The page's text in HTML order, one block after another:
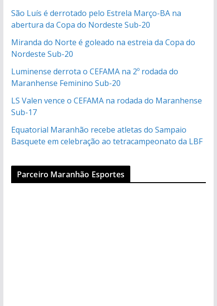
São Luís é derrotado pelo Estrela Março-BA na
abertura da Copa do Nordeste Sub-20
Miranda do Norte é goleado na estreia da Copa do
Nordeste Sub-20
Luminense derrota o CEFAMA na 2º rodada do
Maranhense Feminino Sub-20
LS Valen vence o CEFAMA na rodada do Maranhense
Sub-17
Equatorial Maranhão recebe atletas do Sampaio
Basquete em celebração ao tetracampeonato da LBF
Parceiro Maranhão Esportes